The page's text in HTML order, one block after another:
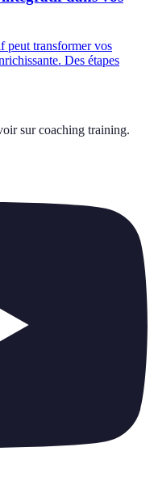
peut transformer vos
Des étapes
sur coaching training.